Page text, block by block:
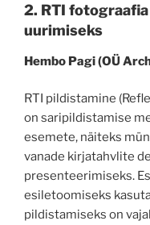
2. RTI fotograafia
uurimiseks
Hembo Pagi (OÜ
RTI pildistamine
on saripildistamise
esemete, näiteks
vanade kirjatahvlite
presenteerimiseks.
esiletoomiseks
pildistamiseks on